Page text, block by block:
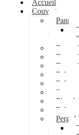
Accueil
Couverture
Bac
Bac
Bac